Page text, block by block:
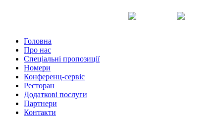
Головна
Про нас
Спеціальні пропозиції
Номери
Конференц-сервіс
Ресторан
Додаткові послуги
Партнери
Контакти